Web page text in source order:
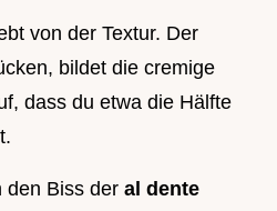
von der Textur. Der
bildet die cremige
dass du etwa die Hälfte
den Biss der al dente